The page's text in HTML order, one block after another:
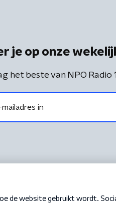
je op onze
het beste van NPO Radio